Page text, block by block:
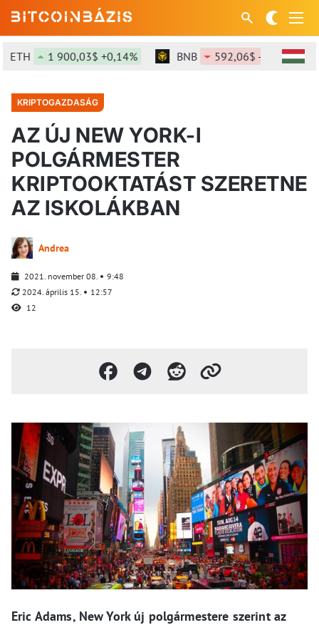
1 900,03$ +0,14% BNB 592,06$ -0,09%
KRIPTOGAZDASÁG
AZ ÚJ NEW YORK-I
POLGÁRMESTER
KRIPTOOKTATÁST SZERETNE
AZ ISKOLÁKBAN
Andrea
2021. november 08.
9:48
2024. április 15.
12:57
12
Eric Adams, New York új polgármestere szerint az